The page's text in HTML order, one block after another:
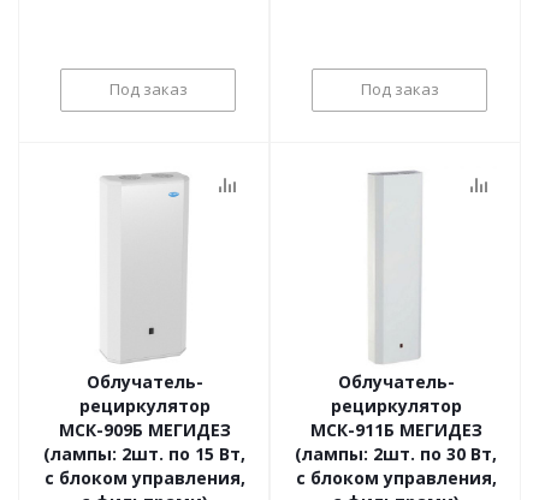
Под заказ Под заказ
Облучатель-
рециркулятор
МСК-909Б МЕГИДЕЗ
(лампы: 2шт. по 15 Вт,
с блоком управления,
Облучатель-
рециркулятор
МСК-911Б МЕГИДЕЗ
(лампы: 2шт. по 30 Вт,
с блоком управления,